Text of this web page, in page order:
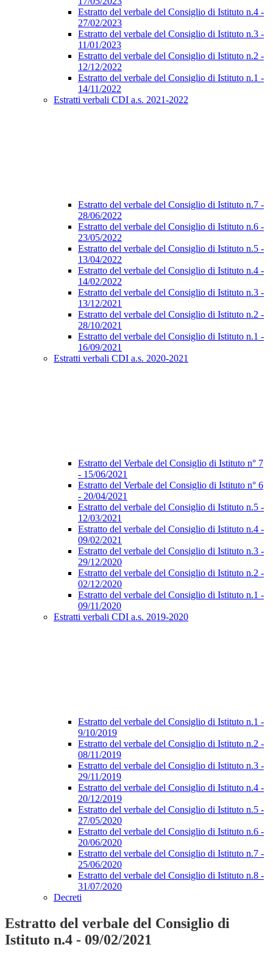
Estratto del verbale del Consiglio di Istituto n.4 -
27/02/2023
Estratto del verbale del Consiglio di Istituto n.3 -
11/01/2023
Estratto del verbale del Consiglio di Istituto n.2 -
12/12/2022
Estratto del verbale del Consiglio di Istituto n.1 -
14/11/2022
Estratti verbali CDI a.s. 2021-2022
Estratto del verbale del Consiglio di Istituto n.7 -
28/06/2022
Estratto del verbale del Consiglio di Istituto n.6 -
23/05/2022
Estratto del verbale del Consiglio di Istituto n.5 -
13/04/2022
Estratto del verbale del Consiglio di Istituto n.4 -
14/02/2022
Estratto del verbale del Consiglio di Istituto n.3 -
13/12/2021
Estratto del verbale del Consiglio di Istituto n.2 -
28/10/2021
Estratto del verbale del Consiglio di Istituto n.1 -
16/09/2021
Estratti verbali CDI a.s. 2020-2021
Estratto del Verbale del Consiglio di Istituto n° 7
- 15/06/2021
Estratto del Verbale del Consiglio di Istituto n° 6
- 20/04/2021
Estratto del verbale del Consiglio di Istituto n.5 -
12/03/2021
Estratto del verbale del Consiglio di Istituto n.4 -
09/02/2021
Estratto del verbale del Consiglio di Istituto n.3 -
29/12/2020
Estratto del verbale del Consiglio di Istituto n.2 -
02/12/2020
Estratto del verbale del Consiglio di Istituto n.1 -
09/11/2020
Estratti verbali CDI a.s. 2019-2020
Estratto del verbale del Consiglio di Istituto n.1 -
9/10/2019
Estratto del verbale del Consiglio di Istituto n.2 -
08/11/2019
Estratto del verbale del Consiglio di Istituto n.3 -
29/11/2019
Estratto del verbale del Consiglio di Istituto n.4 -
20/12/2019
Estratto del verbale del Consiglio di Istituto n.5 -
27/05/2020
Estratto del verbale del Consiglio di Istituto n.6 -
20/06/2020
Estratto del verbale del Consiglio di Istituto n.7 -
25/06/2020
Estratto del verbale del Consiglio di Istituto n.8 -
31/07/2020
Decreti
Estratto del verbale del Consiglio di
Istituto n.4 - 09/02/2021